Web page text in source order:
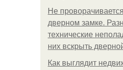
Не
дверном замке.
технические
них вскрыть
Как выглядит